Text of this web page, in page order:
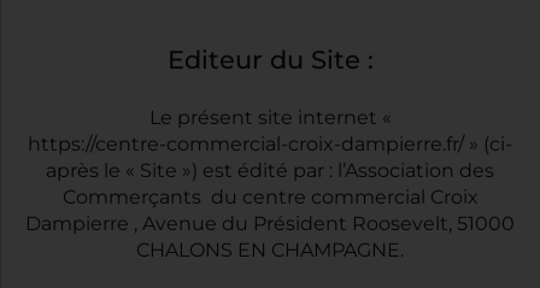
Editeur du Site :
Le présent site internet «
https://centre-commercial-croix-dampierre.fr/» (ci-
après le « Site ») est édité par : l’Association des
Commerçants du centre commercial Croix
Dampierre , Avenue du Président Roosevelt, 51000
CHALONS EN CHAMPAGNE.